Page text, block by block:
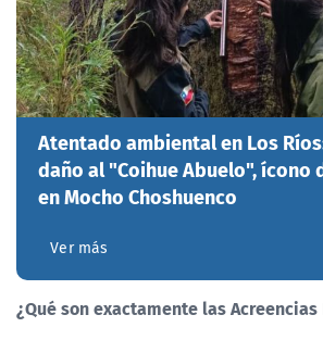
Atentado ambiental en Los
daño al "Coihue Abuelo", ícono
en Mocho Choshuenco
Ver más
¿Qué son exactamente las